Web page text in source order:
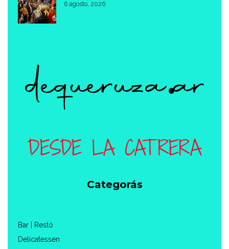
6 agosto, 2026
Categorás
Bar | Restó
Delicatessen